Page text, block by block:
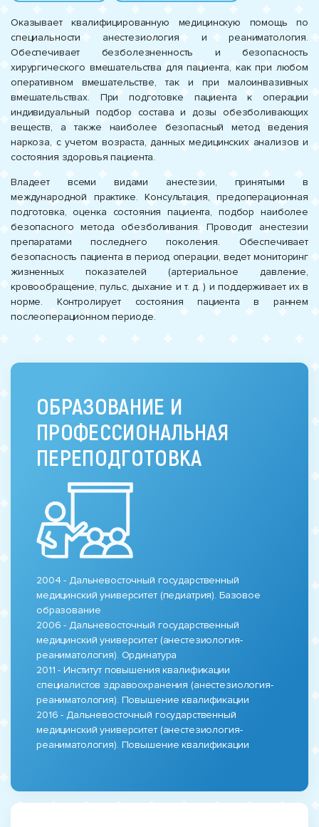
Оказывает квалифицированную медицинскую помощь по
специальности анестезиология и реаниматология.
Обеспечивает безболезненность и безопасность
хирургического вмешательства для пациента, как при любом
оперативном вмешательстве, так и при малоинвазивных
вмешательствах. При подготовке пациента к операции
индивидуальный подбор состава и дозы обезболивающих
веществ, а также наиболее безопасный метод ведения
наркоза, с учетом возраста, данных медицинских анализов и
состояния здоровья пациента.
Владеет всеми видами анестезии, принятыми в
международной практике. Консультация, предоперационная
подготовка, оценка состояния пациента, подбор наиболее
безопасного метода обезболивания. Проводит анестезии
препаратами последнего поколения. Обеспечивает
безопасность пациента в период операции, ведет мониторинг
жизненных показателей (артериальное давление,
кровообращение, пульс, дыхание и т. д. ) и поддерживает их в
норме. Контролирует состояния пациента в раннем
послеоперационном периоде.
ОБРАЗОВАНИЕ И
ПРОФЕССИОНАЛЬНАЯ
ПЕРЕПОДГОТОВКА
2004 - Дальневосточный государственный
медицинский университет (педиатрия). Базовое
образование
2006 - Дальневосточный государственный
медицинский университет (анестезиология-
реаниматология). Ординатура
2011 - Институт повышения квалификации
специалистов здравоохранения (анестезиология-
реаниматология). Повышение квалификации
2016 - Дальневосточный государственный
медицинский университет (анестезиология-
реаниматология). Повышение квалификации